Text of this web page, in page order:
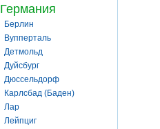
Германия
Берлин
Вупперталь
Детмольд
Дуйсбург
Дюссельдорф
Карлсбад (Баден)
Лар
Лейпциг